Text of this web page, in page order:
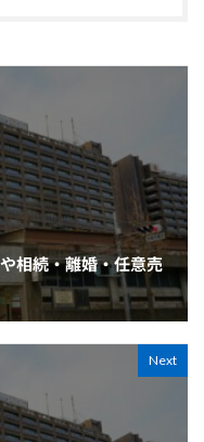
相続・離婚・任意売
Next